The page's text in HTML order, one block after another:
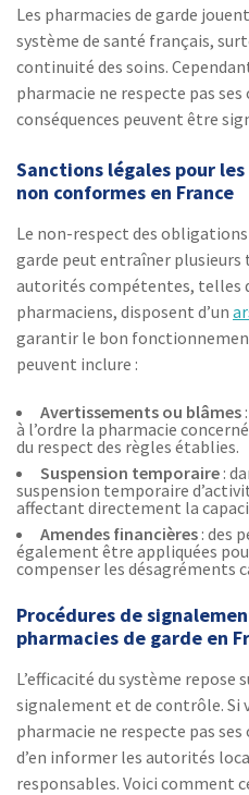
Les pharmacies de garde
système de santé français,
continuité des soins.
pharmacie ne respecte pas
conséquences peuvent être
Sanctions légales pour
non conformes en France
Le non-respect des
garde peut entraîner plusieurs
autorités compétentes, telles
pharmaciens, disposent d’un
garantir le bon
peuvent inclure :
Avertissements ou blâmes
à l’ordre la pharmacie
du respect des règles établies.
Suspension temporaire :
suspension temporaire
affectant directement la
Amendes financières : des
également être appliquées
compenser les désagréments
Procédures de
pharmacies de garde en
L’efficacité du système repose
signalement et de contrôle. Si
pharmacie ne respecte pas
d’en informer les autorités
responsables. Voici comment